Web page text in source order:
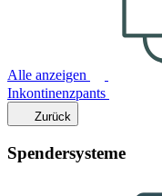
Alle anzeigen
Inkontinenzpants
Zurück
Spendersysteme